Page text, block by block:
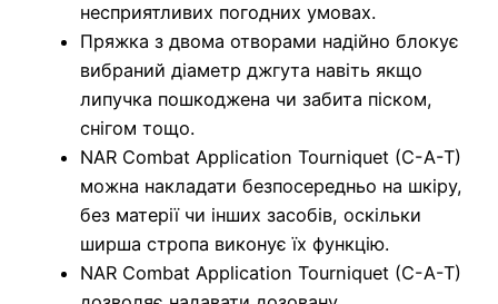
несприятливих погодних умовах.
Пряжка з двома отворами надійно блокує
вибраний діаметр джгута навіть якщо
липучка пошкоджена чи забита піском,
снігом тощо.
NAR Combat Application Tourniquet (C-A-T)
можна накладати безпосередньо на шкіру,
без матерії чи інших засобів, оскільки
ширша стропа виконує їх функцію.
NAR Combat Application Tourniquet (C-A-T)